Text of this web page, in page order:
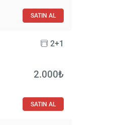
SATIN AL
2+1
2.000₺
SATIN AL